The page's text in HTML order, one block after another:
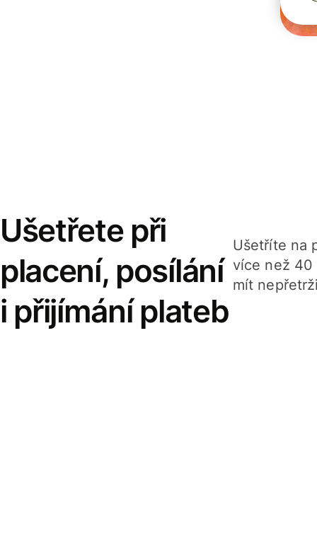
Ušetřete při
placení, posílání
i přijímání plateb
Ušetříte na
více než 40
mít